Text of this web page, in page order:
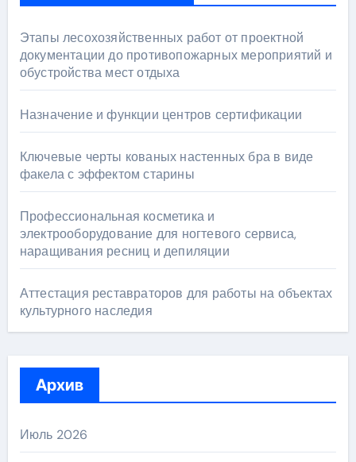
Этапы лесохозяйственных работ от проектной
документации до противопожарных мероприятий и
обустройства мест отдыха
Назначение и функции центров сертификации
Ключевые черты кованых настенных бра в виде
факела с эффектом старины
Профессиональная косметика и
электрооборудование для ногтевого сервиса,
наращивания ресниц и депиляции
Аттестация реставраторов для работы на объектах
культурного наследия
Архив
Июль 2026